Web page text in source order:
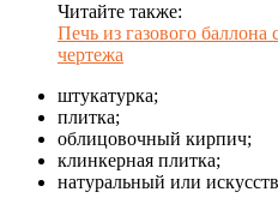
Читайте также:
Печь из газового
чертежа
штукатурка;
плитка;
облицовочный кирпич;
клинкерная плитка;
натуральный или